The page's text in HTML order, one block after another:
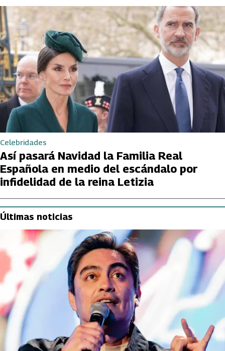
Celebridades
Así pasará Navidad la Familia Real
Española en medio del escándalo por
infidelidad de la reina Letizia
Últimas noticias